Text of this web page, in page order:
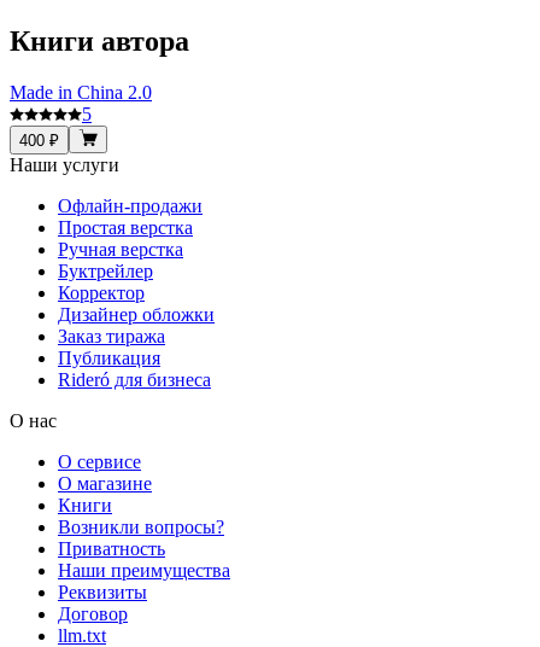
Книги автора
Made in China 2.0
5
400 ₽
Наши услуги
Офлайн-продажи
Простая верстка
Ручная верстка
Буктрейлер
Корректор
Дизайнер обложки
Заказ тиража
Публикация
Rideró для бизнеса
О нас
О сервисе
О магазине
Книги
Возникли вопросы?
Приватность
Наши преимущества
Реквизиты
Договор
llm.txt